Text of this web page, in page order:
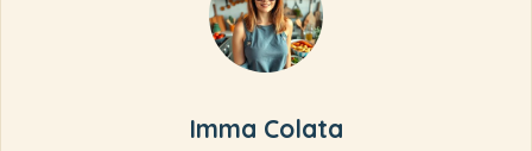
Imma Colata